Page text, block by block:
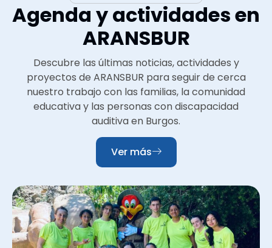
Agenda y actividades en
ARANSBUR
Descubre las últimas noticias, actividades y
proyectos de ARANSBUR para seguir de cerca
nuestro trabajo con las familias, la comunidad
educativa y las personas con discapacidad
auditiva en Burgos.
Ver más